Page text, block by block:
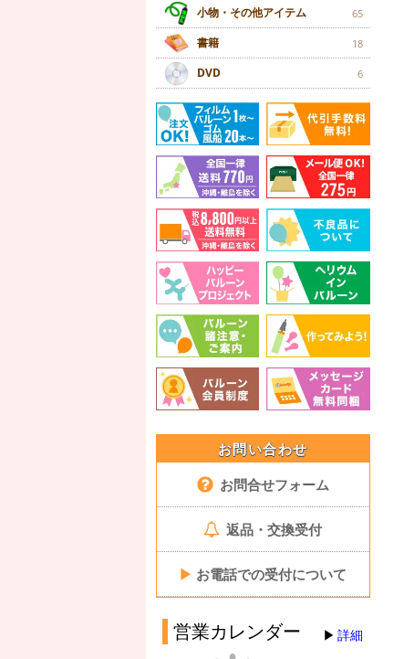
小物・その他アイテム 65
書籍 18
DVD 6
お問い合わせ
お問合せフォーム
返品・交換受付
▶ お電話での受付について
営業カレンダー 詳細